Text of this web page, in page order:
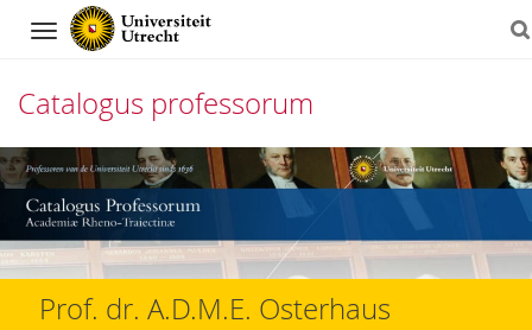
Navigation
Catalogus professorum
Direct
naar
het
inhoud
Prof. dr. A.D.M.E. Osterhaus